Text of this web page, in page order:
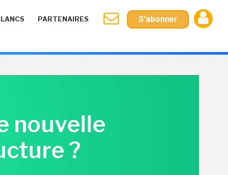
PARTENAIRES S'abonner
nouvelle
?